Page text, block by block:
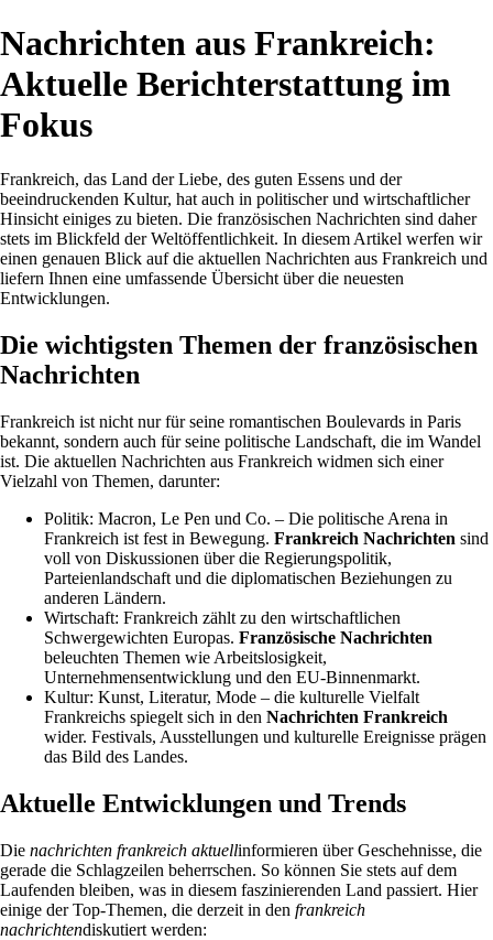
Nachrichten aus Frankreich:
Aktuelle Berichterstattung im
Fokus
Frankreich, das Land der Liebe, des guten Essens und der
beeindruckenden Kultur, hat auch in politischer und wirtschaftlicher
Hinsicht einiges zu bieten. Die französischen Nachrichten sind daher
stets im Blickfeld der Weltöffentlichkeit. In diesem Artikel werfen wir
einen genauen Blick auf die aktuellen Nachrichten aus Frankreich und
liefern Ihnen eine umfassende Übersicht über die neuesten
Entwicklungen.
Die wichtigsten Themen der französischen
Nachrichten
Frankreich ist nicht nur für seine romantischen Boulevards in Paris
bekannt, sondern auch für seine politische Landschaft, die im Wandel
ist. Die aktuellen Nachrichten aus Frankreich widmen sich einer
Vielzahl von Themen, darunter:
Politik: Macron, Le Pen und Co. – Die politische Arena in
Frankreich ist fest in Bewegung. Frankreich Nachrichten sind
voll von Diskussionen über die Regierungspolitik,
Parteienlandschaft und die diplomatischen Beziehungen zu
anderen Ländern.
Wirtschaft: Frankreich zählt zu den wirtschaftlichen
Schwergewichten Europas. Französische Nachrichten
beleuchten Themen wie Arbeitslosigkeit,
Unternehmensentwicklung und den EU-Binnenmarkt.
Kultur: Kunst, Literatur, Mode – die kulturelle Vielfalt
Frankreichs spiegelt sich in den Nachrichten Frankreich
wider. Festivals, Ausstellungen und kulturelle Ereignisse prägen
das Bild des Landes.
Aktuelle Entwicklungen und Trends
Die nachrichten frankreich aktuellinformieren über Geschehnisse, die
gerade die Schlagzeilen beherrschen. So können Sie stets auf dem
Laufenden bleiben, was in diesem faszinierenden Land passiert. Hier
einige der Top-Themen, die derzeit in den frankreich
nachrichtendiskutiert werden: